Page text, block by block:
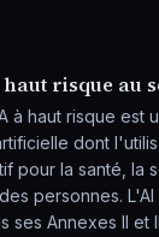
haut risque au
à haut risque est
dont
pour la santé, la
personnes.
ses Annexes II et